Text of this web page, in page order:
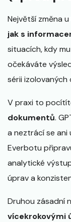
Největší změna u
jak s
situacích, kdy
očekáváte
sérii izolovaných
V praxi to
dokumentů.
a neztrácí se ani
Everbotu
analytické
úprav a
Druhou zásadní
vícekrokovými